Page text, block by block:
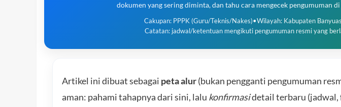
dokumen yang sering diminta, dan tahu cara mengecek pengumuman
Cakupan: PPPK (Guru/Teknis/Nakes)•Wilayah: Kabupaten
Catatan: jadwal/ketentuan mengikuti pengumuman resmi yang
Artikel ini dibuat sebagai peta alur(bukan pengganti pengumuman
aman: pahami tahapnya dari sini, lalu konfirmasidetail terbaru (jadwal,